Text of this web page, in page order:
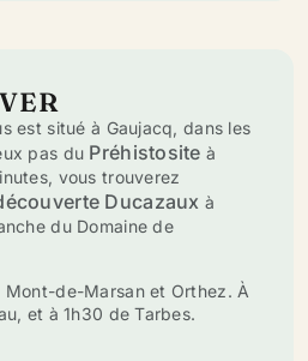
est situé à Gaujacq, dans les
pas du Préhistosite à
vous trouverez
Ducazaux à
du Domaine de
Mont-de-Marsan et Orthez. À
et à 1h30 de Tarbes.